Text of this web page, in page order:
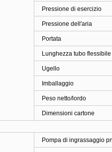
Pressione di esercizio
Pressione dell'aria
Portata
Lunghezza tubo flessibile
Ugello
Imballaggio
Peso netto/lordo
Dimensioni cartone
Pompa di ingrassaggio